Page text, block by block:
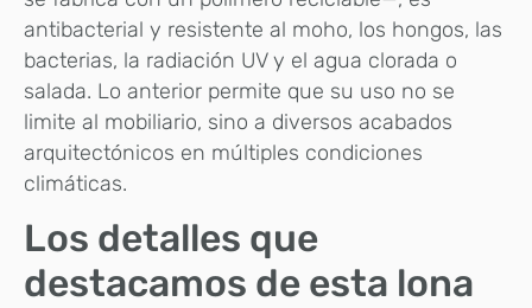
antibacterial y resistente al moho, los hongos, las
bacterias, la radiación UV y el agua clorada o
salada. Lo anterior permite que su uso no se
limite al mobiliario, sino a diversos acabados
arquitectónicos en múltiples condiciones
climáticas.
Los detalles que
destacamos de esta lona